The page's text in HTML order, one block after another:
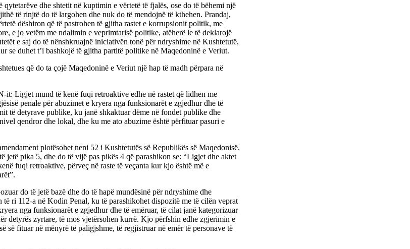
qytetarëve dhe shtetit në kuptimin e vërtetë të fjalës, ose do të bëhemi një
të rinjtë do të largohen dhe nuk do të mendojnë të kthehen. Prandaj,
dëshiron që të pastrohen të gjitha rastet e korrupsionit politik, me
e jo vetëm me ndalimin e veprimtarisë politike, atëherë le të deklarojë
e saj do të nënshkruajnë iniciativën tonë për ndryshime në Kushtetutë,
se duhet t’i bashkojë të gjitha partitë politike në Maqedoninë e Veriut.
që do ta çojë Maqedoninë e Veriut një hap të madh përpara në
it: Ligjet mund të kenë fuqi retroaktive edhe në rastet që lidhen me
penale për abuzimet e kryera nga funksionarët e zgjedhur dhe të
të detyrave publike, ku janë shkaktuar dëme në fondet publike dhe
qendror dhe lokal, dhe ku me ato abuzime është përfituar pasuri e
plotësohet neni 52 i Kushtetutës së Republikës së Maqedonisë.
jetë pika 5, dhe do të vijë pas pikës 4 që parashikon se: “Ligjet dhe aktet
fuqi retroaktive, përveç në raste të veçanta kur kjo është më e
do të jetë bazë dhe do të hapë mundësinë për ndryshime dhe
të ri 112-a në Kodin Penal, ku të parashikohet dispozitë me të cilën veprat
nga funksionarët e zgjedhur dhe të emëruar, të cilat janë kategorizuar
detyrës zyrtare, të mos vjetërsohen kurrë. Kjo përfshin edhe zgjerimin e
së fituar në mënyrë të paligjshme, të regjistruar në emër të personave të